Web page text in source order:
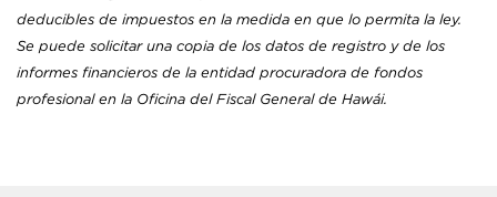
deducibles de impuestos en la medida en que lo permita la ley.
Se puede solicitar una copia de los datos de registro y de los
informes financieros de la entidad procuradora de fondos
profesional en la Oficina del Fiscal General de Hawái.